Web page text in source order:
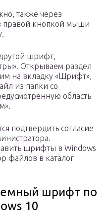
также через
правой кнопкой мыши
шрифт,
Открываем раздел
на вкладку «Шрифт»,
из папки со
область
подтвердить согласие
шрифты в Windows
файлов в каталог
шрифт по
10